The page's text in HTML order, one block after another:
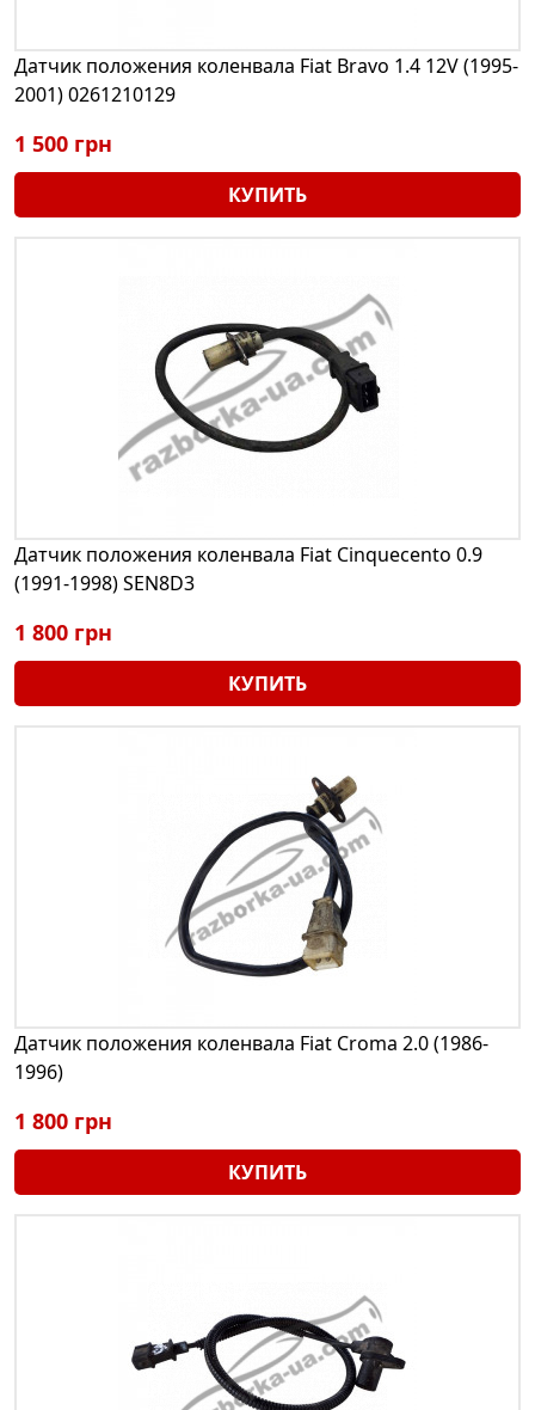
Датчик положения коленвала Fiat Bravo 1.4 12V (1995-
2001) 0261210129
1 500 грн
КУПИТЬ
Датчик положения коленвала Fiat Cinquecento 0.9
(1991-1998) SEN8D3
1 800 грн
КУПИТЬ
Датчик положения коленвала Fiat Croma 2.0 (1986-
1996)
1 800 грн
КУПИТЬ